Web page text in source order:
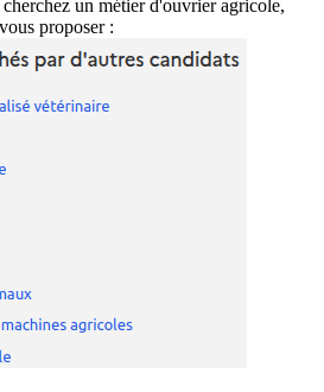
un métier d'ouvrier agricole,
proposer :